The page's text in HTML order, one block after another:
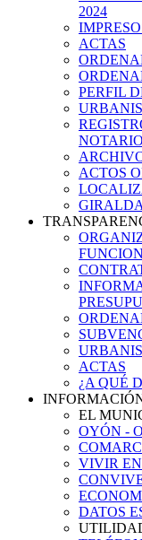
2024
ACTAS
PERFIL
NOTARIO
ACTOS
GIRALDA
ACTAS
¿A QUÉ
EL
OYÓN -
VIVIR
DATOS